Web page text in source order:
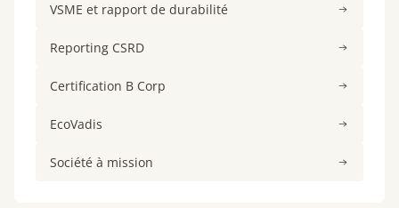
VSME et rapport de durabilité
Reporting CSRD
Certification B Corp
EcoVadis
Société à mission